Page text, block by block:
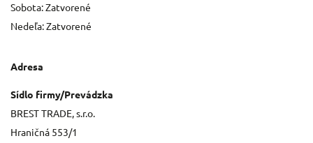
Sobota: Zatvorené
Nedeľa: Zatvorené
Adresa
Sídlo firmy/Prevádzka
BREST TRADE, s.r.o.
Hraničná 553/1